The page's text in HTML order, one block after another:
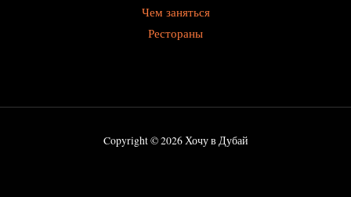
Чем заняться
Рестораны
Copyright © 2026 Хочу в Дубай